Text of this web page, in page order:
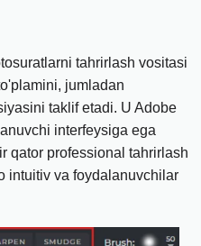
tahrirlash vositasi
jumladan
taklif etadi. U Adobe
interfeysiga ega
qator professional tahrirlash
intuitiv va foydalanuvchilar